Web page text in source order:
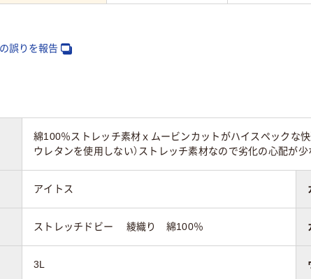
誤りを報告
綿100％ストレッチ素材ｘムービンカットがハイスペックな
ウレタンを使用しない）ストレッチ素材なので劣化の心配が少
アイトス
ストレッチドビー 綾織り 綿100％
3L